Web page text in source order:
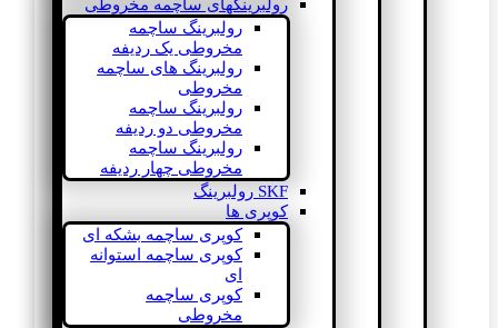
رولبرینگهای ساچمه مخروطی
رولبرینگ ساچمه
مخروطی یک ردیفه
رولبرینگ های ساچمه
مخروطی
رولبرینگ ساچمه
مخروطی دو ردیفه
رولبرینگ ساچمه
مخروطی چهار ردیفه
SKF رولبرینگ
کوپری ها
کوپری ساچمه بشکه ای
کوپری ساچمه استوانه
ای
کوپری ساچمه
مخروطی